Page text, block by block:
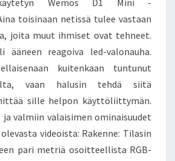
käytetyn Wemos D1 Mini -
toisinaan netissä tulee vastaan
joita muut ihmiset ovat tehneet.
ääneen reagoiva led-valonauha.
kuitenkaan tuntunut
vaan halusin tehdä siitä
sille helpon käyttöliittymän.
valmiin valaisimen ominaisuudet
videoista: Rakenne: Tilasin
pari metriä osoitteellista RGB-